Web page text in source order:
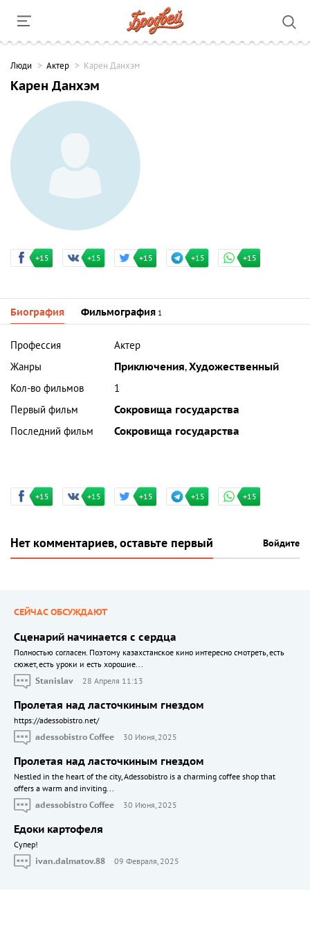
Люди Актер Карен Данхэм
Карен Данхэм
+15 +15 +15 +15 +15
Биография Фильмография 1
Профессия
Актер
Жанры
Приключения,Художественный
Кол-во фильмов
1
Первый фильм
Сокровища государства
Последний фильм
Сокровища государства
+15 +15 +15 +15 +15
Нет комментариев, оставьте первый Войдите
СЕЙЧАС ОБСУЖДАЮТ
Сценарий начинается с сердца
Полностью согласен. Поэтому казахстанское кино интересно смотреть, есть
сюжет, есть уроки и есть хорошие...
Stanislav
28 Апреля 11:13
Пролетая над ласточкиным гнездом
https://adessobistro.net/
adessobistro Coffee
30 Июня, 2025
Пролетая над ласточкиным гнездом
Nestled in the heart of the city, Adessobistro is a charming coffee shop that
offers a warm and inviting...
adessobistro Coffee
30 Июня, 2025
Едоки картофеля
Cупер!
ivan.dalmatov.88
09 Февраля, 2025